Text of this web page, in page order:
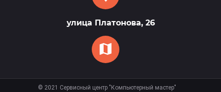
улица Платонова, 26
© 2021 Сервисный центр "Компьютерный мастер"